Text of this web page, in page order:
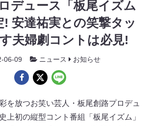
デュース「板尾イズム
! 安達祐実との笑撃タッ
夫婦劇コントは必見!
06-09 ニュース お知らせ
を放つお笑い芸人・板尾創路プロデュ
上初の縦型コント番組「板尾イズム」